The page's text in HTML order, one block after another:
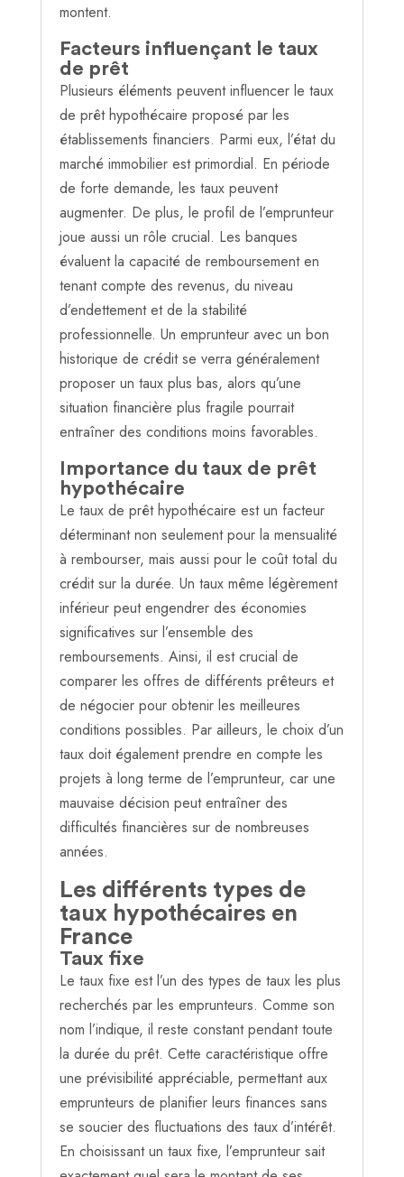
montent.
Facteurs influençant le taux
de prêt
Plusieurs éléments peuvent influencer le taux
de prêt hypothécaire proposé par les
établissements financiers. Parmi eux, l’état du
marché immobilier est primordial. En période
de forte demande, les taux peuvent
augmenter. De plus, le profil de l’emprunteur
joue aussi un rôle crucial. Les banques
évaluent la capacité de remboursement en
tenant compte des revenus, du niveau
d’endettement et de la stabilité
professionnelle. Un emprunteur avec un bon
historique de crédit se verra généralement
proposer un taux plus bas, alors qu’une
situation financière plus fragile pourrait
entraîner des conditions moins favorables.
Importance du taux de prêt
hypothécaire
Le taux de prêt hypothécaire est un facteur
déterminant non seulement pour la mensualité
à rembourser, mais aussi pour le coût total du
crédit sur la durée. Un taux même légèrement
inférieur peut engendrer des économies
significatives sur l’ensemble des
remboursements. Ainsi, il est crucial de
comparer les offres de différents prêteurs et
de négocier pour obtenir les meilleures
conditions possibles. Par ailleurs, le choix d’un
taux doit également prendre en compte les
projets à long terme de l’emprunteur, car une
mauvaise décision peut entraîner des
difficultés financières sur de nombreuses
années.
Les différents types de
taux hypothécaires en
France
Taux fixe
Le taux fixe est l’un des types de taux les plus
recherchés par les emprunteurs. Comme son
nom l’indique, il reste constant pendant toute
la durée du prêt. Cette caractéristique offre
une prévisibilité appréciable, permettant aux
emprunteurs de planifier leurs finances sans
se soucier des fluctuations des taux d’intérêt.
En choisissant un taux fixe, l’emprunteur sait